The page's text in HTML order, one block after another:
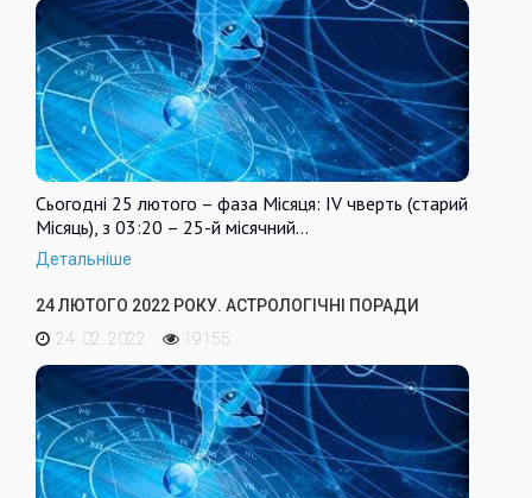
Сьогодні 25 лютого – фаза Місяця: IV чверть (старий
Місяць), з 03:20 – 25-й місячний…
Детальніше
24 ЛЮТОГО 2022 РОКУ. АСТРОЛОГІЧНІ ПОРАДИ
24. 02. 2022
19155